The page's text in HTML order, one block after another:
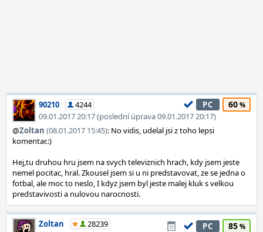
90210
4244
09.01.2017 20:17 (poslední úprava 09.01.2017 20:17)
PC 60
@Zoltan (08.01.2017 15:45): No vidis, udelal jsi z toho lepsi
komentar.:)
Hej,tu druhou hru jsem na svych televiznich hrach, kdy jsem jeste
nemel pocitac, hral. Zkousel jsem si u ni predstavovat, ze se jedna o
fotbal, ale moc to neslo, I kdyz jsem byl jeste malej kluk s velkou
predstavivosti a nulovou narocnosti.
Zoltan
28239
PC 85